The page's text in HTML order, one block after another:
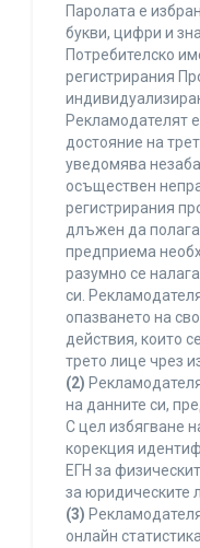
Паролата е
букви, цифри и
Потребителско
регистрирания
Рекламодателят
достояние на
уведомява
осъществен
регистрирания
длъжен да
предприема
разумно се
си.
опазването на
действия, които
трето лице чрез
(2)
на данните си,
С цел избягване
корекция
ЕГН за
за юридическите
(3)
онлайн